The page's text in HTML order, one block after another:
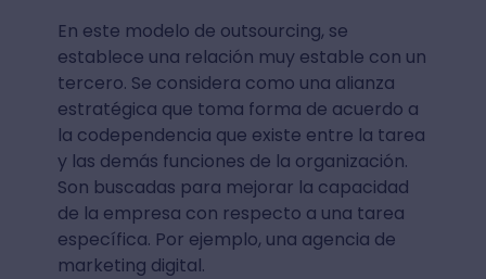
En este modelo de outsourcing, se
establece una relación muy estable con un
tercero. Se considera como una alianza
estratégica que toma forma de acuerdo a
la codependencia que existe entre la tarea
y las demás funciones de la organización.
Son buscadas para mejorar la capacidad
de la empresa con respecto a una tarea
específica. Por ejemplo, una agencia de
marketing digital.